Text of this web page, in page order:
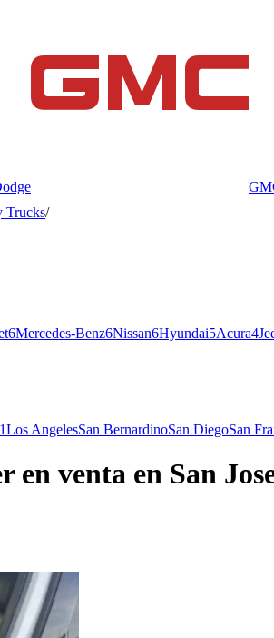
Trucks/
6Mercedes-Benz6Nissan6Hyundai5Acura4
1Los AngelesSan BernardinoSan DiegoSan
en venta en San